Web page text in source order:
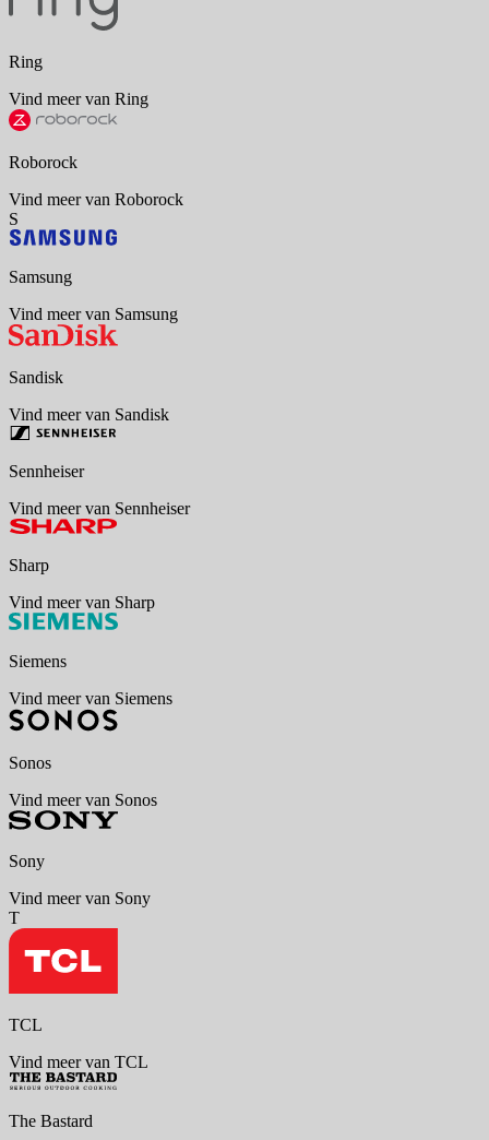
Ring
Vind meer van Ring
Roborock
Vind meer van Roborock
S
Samsung
Vind meer van Samsung
Sandisk
Vind meer van Sandisk
Sennheiser
Vind meer van Sennheiser
Sharp
Vind meer van Sharp
Siemens
Vind meer van Siemens
Sonos
Vind meer van Sonos
Sony
Vind meer van Sony
T
TCL
Vind meer van TCL
The Bastard